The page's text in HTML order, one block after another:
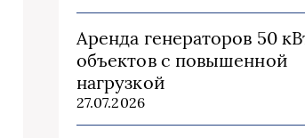
Аренда генераторов 50
объектов с повышенной
нагрузкой
27.07.2026